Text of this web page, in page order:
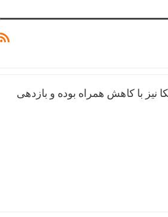
نیز با کاهش همراه بوده و بازدهی